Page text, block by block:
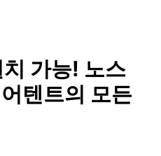
가능! 노스
텐트의 모든